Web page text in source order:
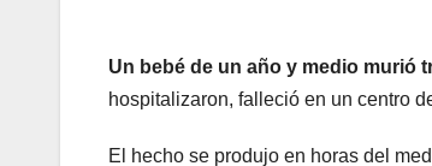
Un bebé de un año y medio murió
hospitalizaron, falleció en un centro
El hecho se produjo en horas del